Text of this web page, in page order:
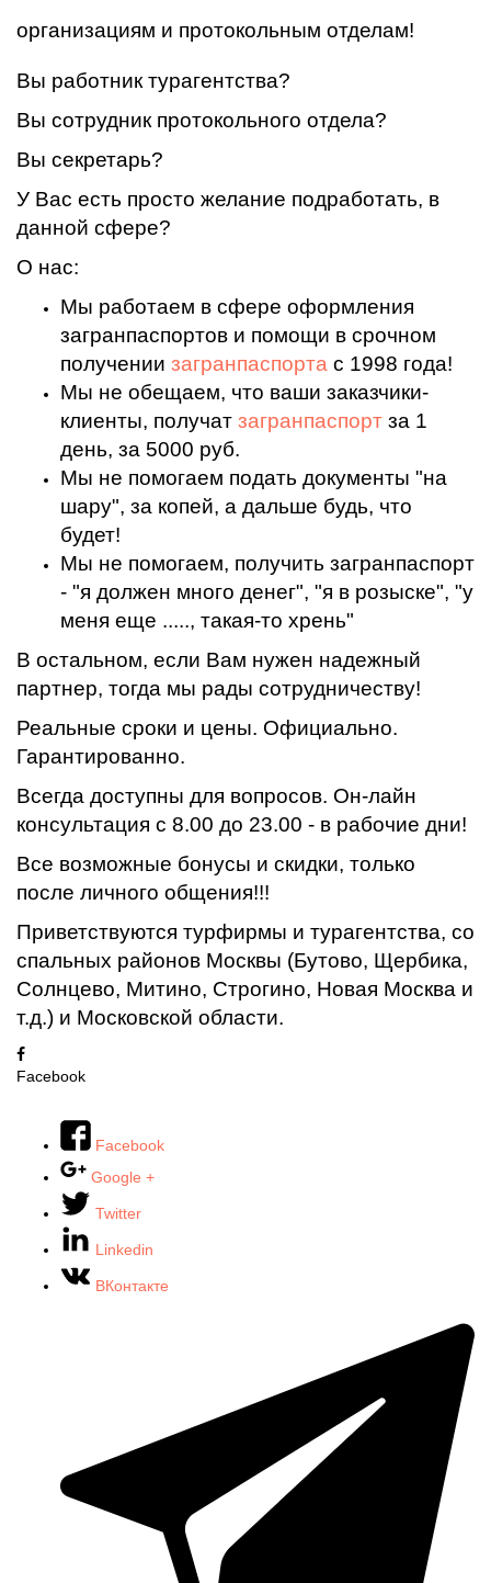
организациям и протокольным отделам!
Вы работник турагентства?
Вы сотрудник протокольного отдела?
Вы секретарь?
У Вас есть просто желание подработать, в
данной сфере?
О нас:
Мы работаем в сфере оформления
загранпаспортов и помощи в срочном
получении загранпаспорта с 1998 года!
Мы не обещаем, что ваши заказчики-
клиенты, получат загранпаспорт за 1
день, за 5000 руб.
Мы не помогаем подать документы "на
шару", за копей, а дальше будь, что
будет!
Мы не помогаем, получить загранпаспорт
- "я должен много денег", "я в розыске", "у
меня еще ....., такая-то хрень"
В остальном, если Вам нужен надежный
партнер, тогда мы рады сотрудничеству!
Реальные сроки и цены. Официально.
Гарантированно.
Всегда доступны для вопросов. Он-лайн
консультация с 8.00 до 23.00 - в рабочие дни!
Все возможные бонусы и скидки, только
после личного общения!!!
Приветствуются турфирмы и турагентства, со
спальных районов Москвы (Бутово, Щербика,
Солнцево, Митино, Строгино, Новая Москва и
т.д.) и Московской области.
Facebook
Facebook
Google +
Twitter
Linkedin
ВКонтакте